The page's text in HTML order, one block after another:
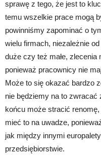
sprawę z tego, że jest to
temu wszelkie prace mogą
powinniśmy zapominać o
wielu firmach, niezależnie
duże czy też małe, zlecenia
ponieważ pracownicy nie
Może to się okazać bardzo
nie będziemy na to
końcu może stracić
mieć to na uwadze,
jak między innymi
przedsiębiorstwie.